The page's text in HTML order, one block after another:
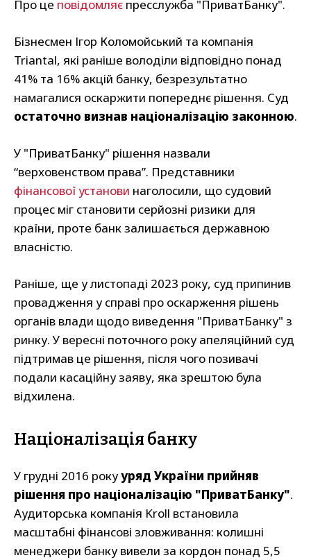
Про це повідомляє пресслужба "ПриватБанку".
Бізнесмен Ігор Коломойський та компанія
Triantal, які раніше володіли відповідно понад
41% та 16% акцій банку, безрезультатно
намагалися оскаржити попереднє рішення. Суд
остаточно визнав націоналізацію законною.
У "ПриватБанку" рішення назвали
“верховенством права”. Представники
фінансової установи наголосили, що судовий
процес міг становити серйозні ризики для
країни, проте банк залишається державною
власністю.
Раніше, ще у листопаді 2023 року, суд припинив
провадження у справі про оскарження рішень
органів влади щодо виведення "ПриватБанку" з
ринку. У вересні поточного року апеляційний суд
підтримав це рішення, після чого позивачі
подали касаційну заяву, яка зрештою була
відхилена.
Націоналізація банку
У грудні 2016 рокууряд України прийняв
рішення про націоналізацію "ПриватБанку".
Аудиторська компанія Kroll встановила
масштабні фінансові зловживання: колишні
менеджери банку вивели за кордон понад 5,5